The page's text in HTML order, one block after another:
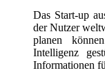
Das Start-up
der Nutzer
planen
Intelligenz
Informationen